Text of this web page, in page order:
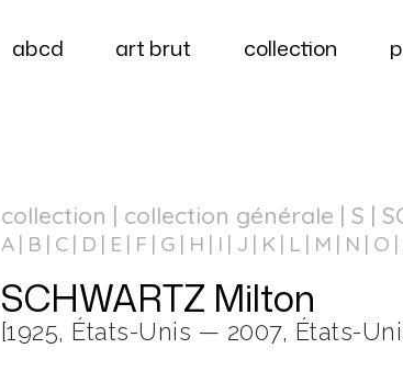
abcd art brut collection
collection | collection générale | S |
A B C D E F G H I J K L M N O
SCHWARTZ Milton
[1925, États-Unis — 2007, États-